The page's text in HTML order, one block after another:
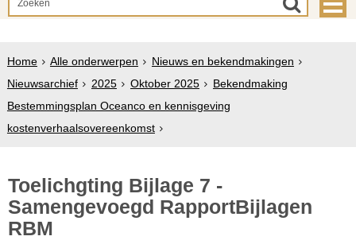
Home Alle onderwerpen
Nieuws en bekendmakingen
Nieuwsarchief
2025 Oktober 2025
Bekendmaking
Bestemmingsplan Oceanco en kennisgeving
kostenverhaalsovereenkomst
Toelichgting Bijlage 7 -
Samengevoegd RapportBijlagen
RBM